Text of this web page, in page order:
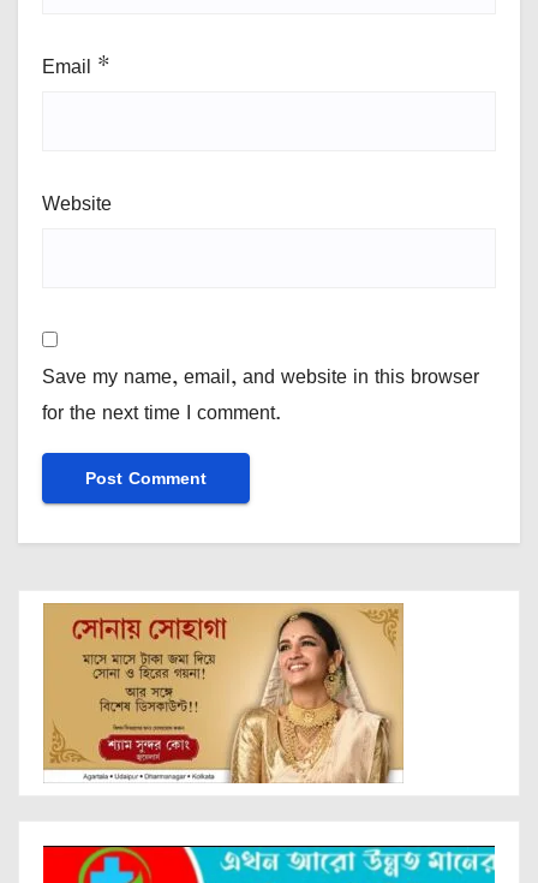
Email *
Website
Save my name, email, and website in this browser
for the next time I comment.